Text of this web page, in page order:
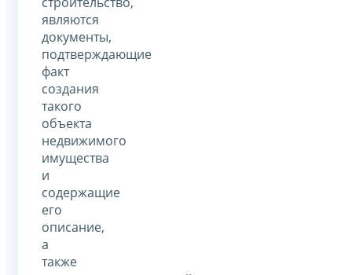
являются
документы,
подтверждающие
факт
создания
такого
объекта
недвижимого
имущества
и
содержащие
его
описание,
а
также